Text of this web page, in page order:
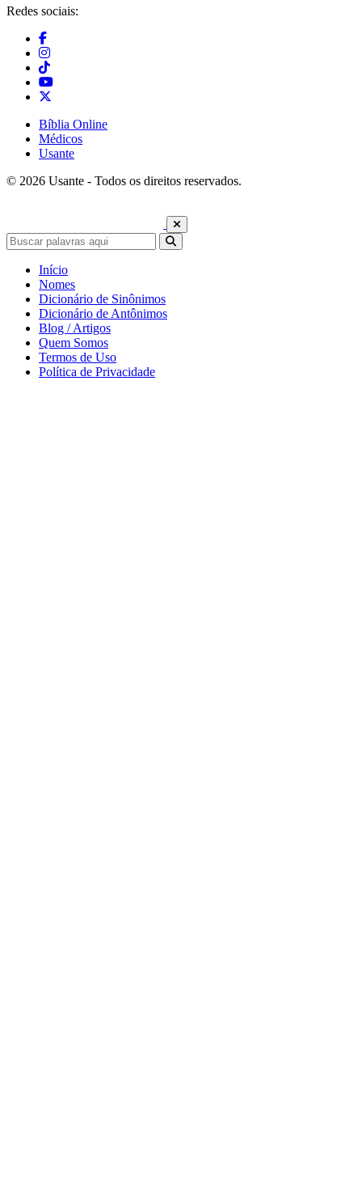
Redes sociais:
Bíblia Online
Médicos
Usante
© 2026 Usante - Todos os direitos reservados.
Início
Nomes
Dicionário de Sinônimos
Dicionário de Antônimos
Blog / Artigos
Quem Somos
Termos de Uso
Política de Privacidade